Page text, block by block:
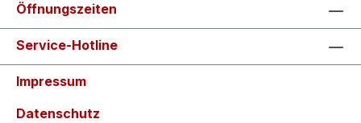
Öffnungszeiten
Service-Hotline
Impressum
Datenschutz